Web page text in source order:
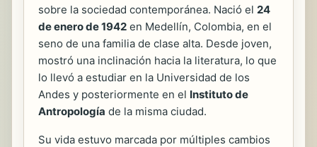
sobre la sociedad contemporánea. Nació el 24
de enero de 1942 en Medellín, Colombia, en el
seno de una familia de clase alta. Desde joven,
mostró una inclinación hacia la literatura, lo que
lo llevó a estudiar en la Universidad de los
Andes y posteriormente en el Instituto de
Antropología de la misma ciudad.
Su vida estuvo marcada por múltiples cambios